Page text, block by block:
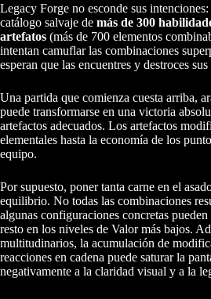
Legacy Forge no esconde sus
catálogo salvaje de más de 300
artefatos (más de 700 elementos
intentan camuflar las combinaciones
esperan que las encuentres y destroces sus
Una partida que comienza cuesta arriba,
puede transformarse en una victoria
artefactos adecuados. Los artefactos
elementales hasta la economía de los
equipo.
Por supuesto, poner tanta carne en el
equilibrio. No todas las combinaciones
algunas configuraciones concretas
resto en los niveles de Valor más bajos.
multitudinarios, la acumulación de
reacciones en cadena puede saturar la
negativamente a la claridad visual y a la